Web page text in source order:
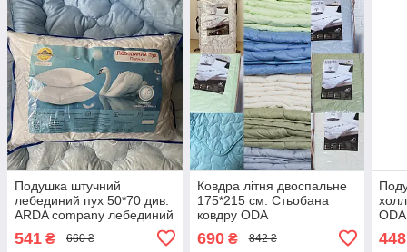
Подушка штучний
лебединий пух 50*70 див.
ARDA company лебединий
пух. Чохол 100% бавовна
541 ₴ 660 ₴
Ковдра літня двоспальне
175*215 см. Стьобана
ковдру ODA
690₴ 842 ₴ 448